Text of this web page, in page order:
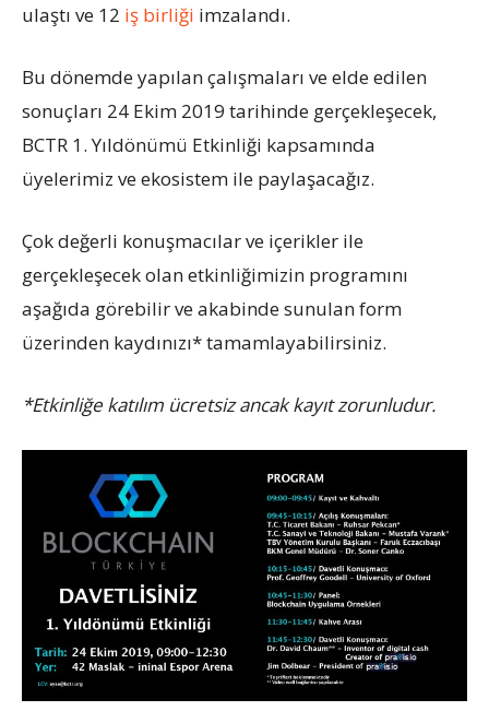
ulaştı ve 12 iş birliği imzalandı.
Bu dönemde yapılan çalışmaları ve elde edilen
sonuçları 24 Ekim 2019 tarihinde gerçekleşecek,
BCTR 1. Yıldönümü Etkinliği kapsamında
üyelerimiz ve ekosistem ile paylaşacağız.
Çok değerli konuşmacılar ve içerikler ile
gerçekleşecek olan etkinliğimizin programını
aşağıda görebilir ve akabinde sunulan form
üzerinden kaydınızı* tamamlayabilirsiniz.
*Etkinliğe katılım ücretsiz ancak kayıt zorunludur.